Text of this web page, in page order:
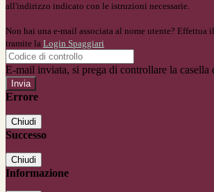
all'indirizzo indicato con le istruzioni necessarie.
Non hai una e-mail associata al nome utente? Effettua
tramite la Login Spaggiari
E-mail inviata, si prega di controllare la casella
Errore
Chiudi
Successo
Chiudi
Informazione